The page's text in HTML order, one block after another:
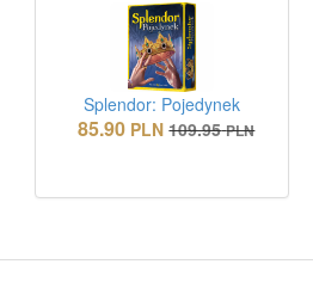
Splendor: Pojedynek
85.90 PLN 109.95 PLN